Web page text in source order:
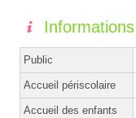
Informations
Public
Accueil périscolaire
Accueil des enfants